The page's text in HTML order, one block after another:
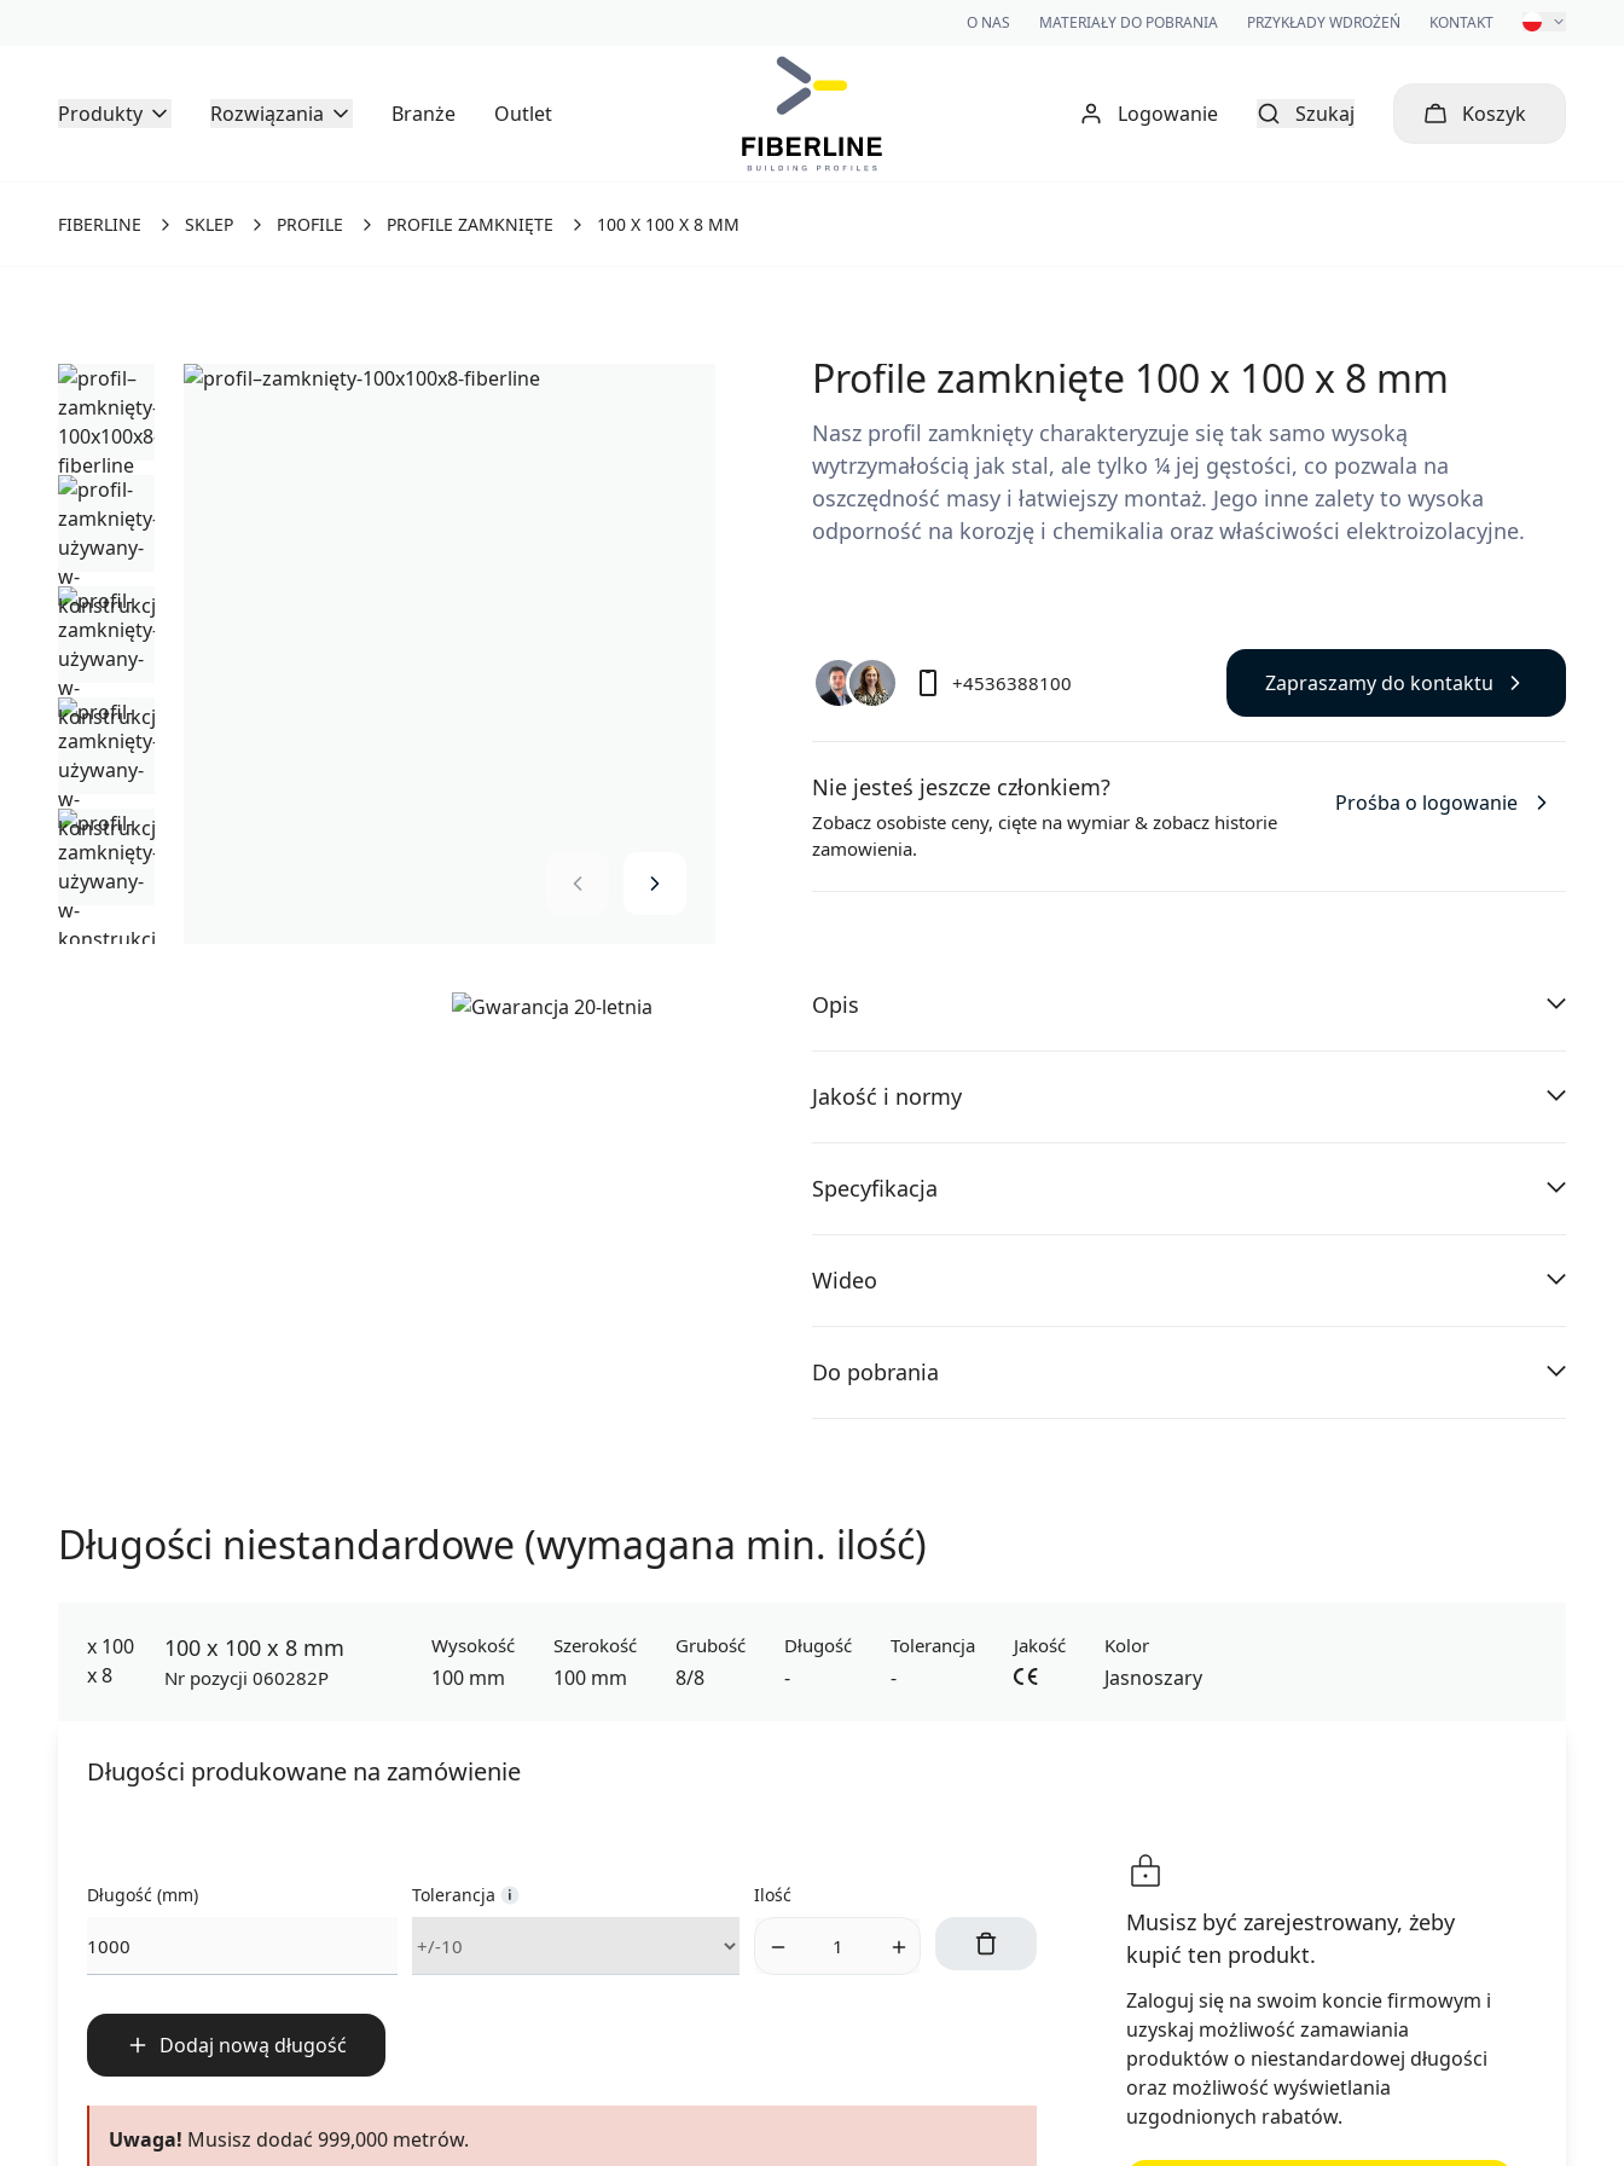
O NAS MATERIAŁY DO POBRANIA PRZYKŁADY WDROŻEŃ KONTAKT
Produkty Rozwiązania Branże Outlet Logowanie Szukaj Koszyk
FIBERLINE SKLEP PROFILE PROFILE ZAMKNIĘTE 100 X 100 X 8 MM
Profile zamknięte 100 x 100 x 8 mm
Nasz profil zamknięty charakteryzuje się tak samo wysoką
wytrzymałością jak stal, ale tylko ¼ jej gęstości, co pozwala na
oszczędność masy i łatwiejszy montaż. Jego inne zalety to wysoka
odporność na korozję i chemikalia oraz właściwości elektroizolacyjne.
+4536388100 Zapraszamy do kontaktu
Nie jesteś jeszcze członkiem?
Zobacz osobiste ceny, cięte na wymiar & zobacz historie
zamowienia.
Prośba o logowanie
Opis
Jakość i normy
Specyfikacja
Wideo
Do pobrania
Długości niestandardowe (wymagana min. ilość)
100 x 100 x 8 mm
Nr pozycji 060282P
Wysokość
100 mm
Szerokość
100 mm
Grubość
8/8
Długość
-
Tolerancja
-
Jakość Kolor
Jasnoszary
Długości produkowane na zamówienie
Musisz być zarejestrowany, żeby
kupić ten produkt.
Zaloguj się na swoim koncie firmowym i
uzyskaj możliwość zamawiania
produktów o niestandardowej długości
oraz możliwość wyświetlania
uzgodnionych rabatów.
Długość (mm) Tolerancja Ilość
Dodaj nową długość
Uwaga! Musisz dodać 999,000 metrów.
Podsumowanie
Złóż zapytanie ofertowe